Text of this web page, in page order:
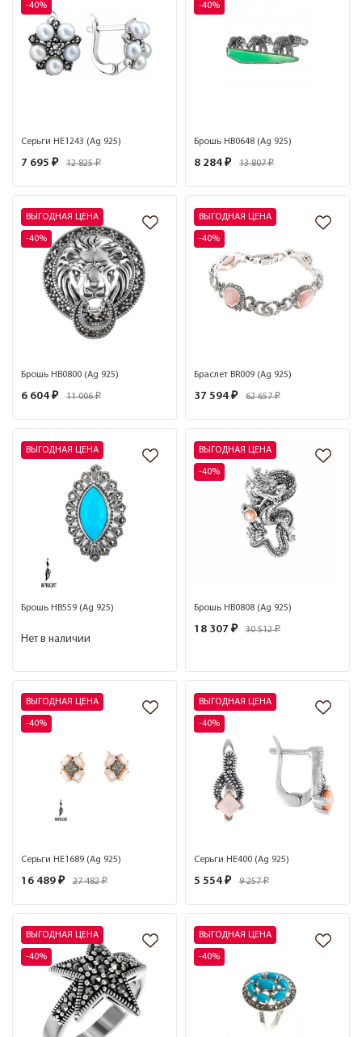
-40%
Серьги HE1243 (Ag 925)
7 695 ₽ 12 825 ₽
-40%
Брошь HB0648 (Ag 925)
8 284 ₽ 13 807 ₽
ВЫГОДНАЯ ЦЕНА
-40%
Брошь HB0800 (Ag 925)
6 604 ₽ 11 006 ₽
ВЫГОДНАЯ ЦЕНА
-40%
Браслет BR009 (Ag 925)
37 594 ₽ 62 657 ₽
ВЫГОДНАЯ ЦЕНА
Брошь HB559 (Ag 925)
Нет в наличии
ВЫГОДНАЯ ЦЕНА
-40%
Брошь HB0808 (Ag 925)
18 307 ₽ 30 512 ₽
ВЫГОДНАЯ ЦЕНА
-40%
Серьги HE1689 (Ag 925)
16 489 ₽ 27 482 ₽
ВЫГОДНАЯ ЦЕНА
-40%
Серьги HE400 (Ag 925)
5 554 ₽ 9 257 ₽
ВЫГОДНАЯ ЦЕНА
-40%
ВЫГОДНАЯ ЦЕНА
-40%